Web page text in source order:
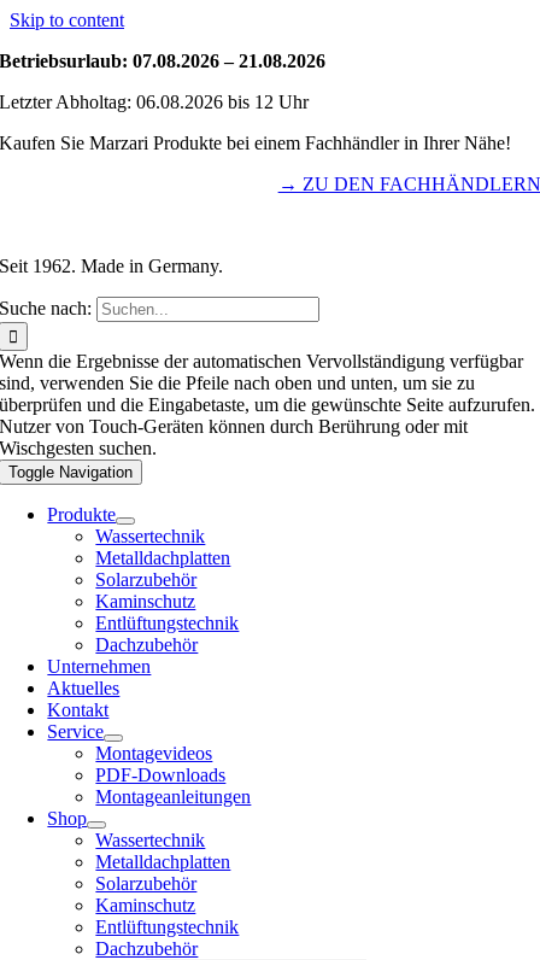
Skip to content
Betriebsurlaub: 07.08.2026 – 21.08.2026
Letzter Abholtag: 06.08.2026 bis 12 Uhr
Kaufen Sie Marzari Produkte bei einem Fachhändler in Ihrer Nähe!
→ ZU DEN FACHHÄNDLERN
Seit 1962. Made in Germany.
Suche nach:
Wenn die Ergebnisse der automatischen Vervollständigung verfügbar
sind, verwenden Sie die Pfeile nach oben und unten, um sie zu
überprüfen und die Eingabetaste, um die gewünschte Seite aufzurufen.
Nutzer von Touch-Geräten können durch Berührung oder mit
Wischgesten suchen.
Toggle Navigation
Produkte
Wassertechnik
Metalldachplatten
Solarzubehör
Kaminschutz
Entlüftungstechnik
Dachzubehör
Unternehmen
Aktuelles
Kontakt
Service
Montagevideos
PDF-Downloads
Montageanleitungen
Shop
Wassertechnik
Metalldachplatten
Solarzubehör
Kaminschutz
Entlüftungstechnik
Dachzubehör